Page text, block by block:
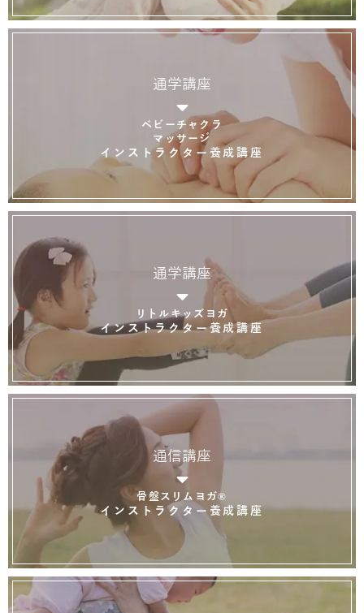
通学講座
ベビーチャクラ
マッサージ
インストラクター養成講座
通学講座
リトルキッズヨガ
インストラクター養成講座
通信講座
骨盤スリムヨガ®
インストラクター養成講座